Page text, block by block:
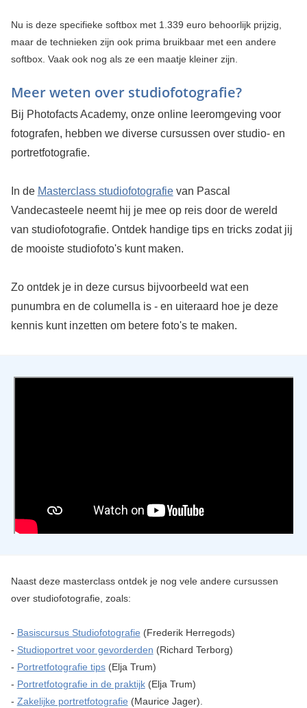
Nu is deze specifieke softbox met 1.339 euro behoorlijk prijzig,
maar de technieken zijn ook prima bruikbaar met een andere
softbox. Vaak ook nog als ze een maatje kleiner zijn.
Meer weten over studiofotografie?
Bij Photofacts Academy, onze online leeromgeving voor
fotografen, hebben we diverse cursussen over studio- en
portretfotografie.
In de Masterclass studiofotografievan Pascal
Vandecasteele neemt hij je mee op reis door de wereld
van studiofotografie. Ontdek handige tips en tricks zodat jij
de mooiste studiofoto's kunt maken.
Zo ontdek je in deze cursus bijvoorbeeld wat een
punumbra en de columella is - en uiteraard hoe je deze
kennis kunt inzetten om betere foto's te maken.
Naast deze masterclass ontdek je nog vele andere cursussen
over studiofotografie, zoals:
- Basiscursus Studiofotografie (Frederik Herregods)
- Studioportret voor gevorderden (Richard Terborg)
- Portretfotografie tips(Elja Trum)
- Portretfotografie in de praktijk(Elja Trum)
- Zakelijke portretfotografie (Maurice Jager).